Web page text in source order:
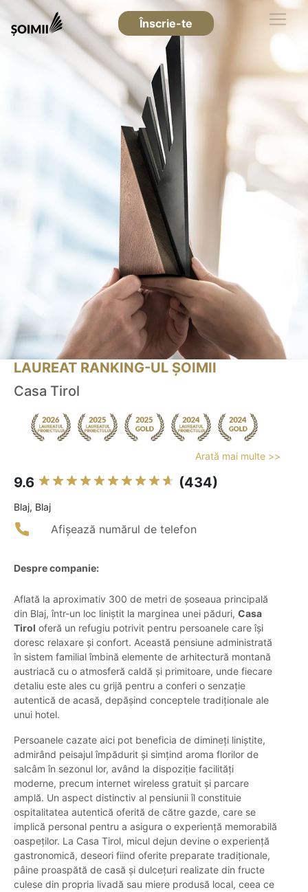
Înscrie-te
LAUREAT RANKING-UL ȘOIMII
Casa Tirol
Arată mai multe >>
9.6 (434)
Blaj, Blaj
Afișează numărul de telefon
Despre companie:
Aflată la aproximativ 300 de metri de șoseaua principală
din Blaj, într-un loc liniștit la marginea unei păduri, Casa
Tirol oferă un refugiu potrivit pentru persoanele care își
doresc relaxare și confort. Această pensiune administrată
în sistem familial îmbină elemente de arhitectură montană
austriacă cu o atmosferă caldă și primitoare, unde fiecare
detaliu este ales cu grijă pentru a conferi o senzație
autentică de acasă, depășind conceptele tradiționale ale
unui hotel.
Persoanele cazate aici pot beneficia de dimineți liniștite,
admirând peisajul împădurit și simțind aroma florilor de
salcâm în sezonul lor, având la dispoziție facilități
moderne, precum internet wireless gratuit și parcare
amplă. Un aspect distinctiv al pensiunii îl constituie
ospitalitatea autentică oferită de către gazde, care se
implică personal pentru a asigura o experiență memorabilă
oaspeților. La Casa Tirol, micul dejun devine o experiență
gastronomică, deseori fiind oferite preparate tradiționale,
pâine proaspătă de casă și dulcețuri realizate din fructe
culese din propria livadă sau miere produsă local, ceea ce